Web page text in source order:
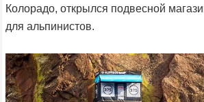
Колорадо, открылся подвесной
для альпинистов.